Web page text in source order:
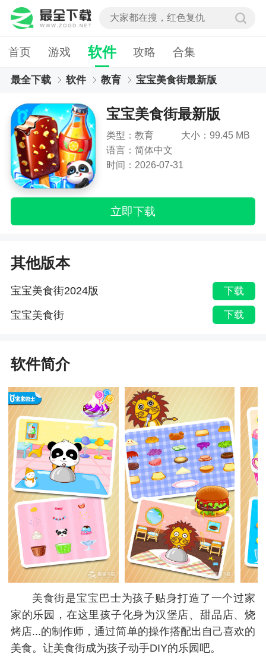
首页 游戏 软件 攻略 合集
最全下载 软件 教育 宝宝美食街最新版
宝宝美食街最新版
类型：教育
大小：99.45 MB
语言：简体中文
时间：2026-07-31
立即下载
其他版本
宝宝美食街2024版 下载
宝宝美食街 下载
软件简介
美食街是宝宝巴士为孩子贴身打造了一个过家
家的乐园，在这里孩子化身为汉堡店、甜品店、烧
烤店...的制作师，通过简单的操作搭配出自己喜欢的
美食。让美食街成为孩子动手DIY的乐园吧。